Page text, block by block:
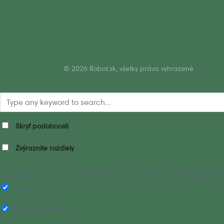
© 2026 Robot.sk, všetky práva vyhrazené
Skryť podobnosti
Zvýraznite rozdiely
Vyberte polia, ktoré sa majú zobraziť. Ostatné budú skryté.
Cena
Pridať do košíka